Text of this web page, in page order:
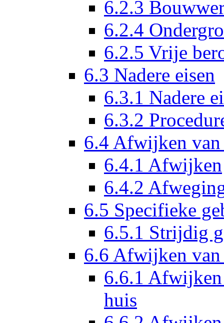
6.2.3
6.2.4
6.2.5 Vrije
6.3 Nadere eisen
6.3.1 Nadere
6.3.2
6.4 Afwijken van
6.4.1 Afwijken
6.4.2
6.5 Specifieke
6.5.1 Strijdig
6.6 Afwijken van
6.6.1
huis